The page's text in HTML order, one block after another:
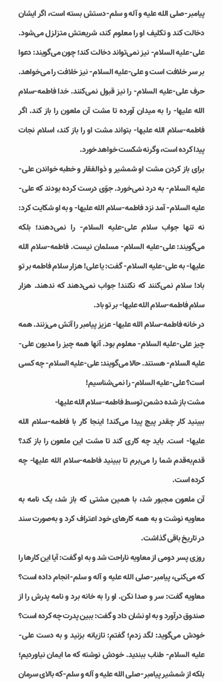
پیامبر-صلی الله علیه و آله و سلم-دستش بسته است، اگر ایشان
دخالت کند و تکلیف او را معلوم کند، شریعتش متزلزل می‌شود.
علی-علیه السلام- نیز نمی‌تواند دخالت کند؛ چون می‌گویند: دعوا
بر سر خلافت است و علی-علیه السلام- نیز خلافت را می‌خواهد.
حرف علی-علیه السلام- را نیز قبول نمی‌کنند. خدا فاطمه-سلام
الله علیها- را به میدان آورده تا مشت آن ملعون را باز کند. اگر
فاطمه-سلام الله علیها- بتواند مشت او را باز کند، اسلام نجات
پیدا کرده است، وگرنه شکست خواهد خورد.
برای باز کردن مشت او شمشیر و ذوالفقار و خطبه خواندن علی-
علیه السلام- به درد نمی‌خورد. جوّی درست کرده بودند که علی-
علیه السلام- آمد نزد فاطمه-سلام الله علیها- و به او شکایت کرد:
نه تنها جواب سلام علی-علیه السلام- را نمی‌دهند؛ بلکه
می‌گویند: علی-علیه السلام- مسلمان نیست. فاطمه-سلام الله
علیها- به علی-علیه السلام- گفت: یا علی! هزار سلام فاطمه بر تو
باد! سلام نمی‌کنند که نکنند! جواب نمی‌دهند که ندهند. هزار
سلام فاطمه-سلام الله علیها- بر تو باد.
در خانه فاطمه-سلام الله علیها- عزیز پیامبر را آتش می‌زنند. همه
چیز علی-علیه السلام- معلوم بود. آنها همه چیز را مدیون علی-
علیه السلام- هستند. حالا می‌گویند: علی-علیه السلام- چه کسی
است؟ علی-علیه السلام- را نمی‌شناسیم!
مشت باز شده دشمن توسط فاطمه-سلام الله علیها-
ببینید کار چقدر پیچ پیدا می‌کند! اینجا کار با فاطمه-سلام الله
علیها- است. باید چه کاری کند تا مشت این ملعون را باز کند؟
قدم‌به‌قدم شما را می‌برم تا ببینید فاطمه-سلام الله علیها- چه
کرده است.
آن ملعون مجبور شد، با همین مشتی که باز شد، یک نامه به
معاویه نوشت و به همه کارهای خود اعتراف کرد و به‌صورت سند
در تاریخ باقی گذاشت.
روزی پسر دومی از معاویه ناراحت شد و به او گفت: آیا این کارها را
که می‌کنی، پیامبر-صلی الله علیه و آله و سلم-انجام داده است؟
معاویه گفت: سر و صدا نکن. او را به خانه برد و نامه پدرش را از
صندوق درآورد و به او نشان داد و گفت: ببین پدرت چه کرده است؟
خودش می‌گوید: لگد زدم؛ گفتم: تازیانه بزنید و به دست علی-
علیه السلام- طناب ببندید. خودش نوشته که ما ایمان نیاوردیم؛
بلکه از شمشیر پیامبر-صلی الله علیه و آله و سلم-که بالای سرمان